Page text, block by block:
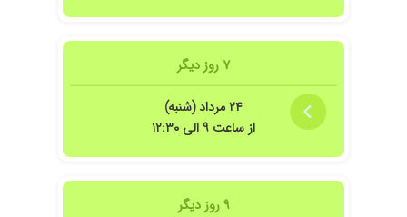
۷ روز دیگر
۲۴ مرداد (شنبه)
از ساعت ۹ الی ۱۲:۳۰
۹ روز دیگر